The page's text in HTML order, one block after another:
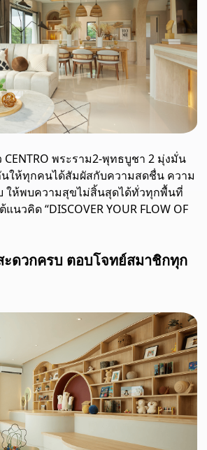
CENTRO พระราม2-พุทธบูชา 2 มุ่งมั่น
ให้ทุกคนได้สัมผัสกับความสดชื่น ความ
ให้พบความสุขไม่สิ้นสุดได้ทั่วทุกพื้นที่
นวคิด “DISCOVER YOUR FLOW OF
ะดวกครบ ตอบโจทย์สมาชิกทุก